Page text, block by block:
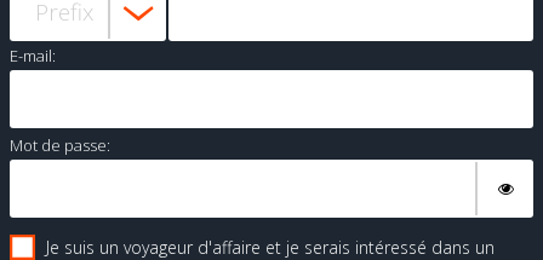
E-mail:
Mot de passe:
Je suis un voyageur d'affaire et je serais intéressé dans un